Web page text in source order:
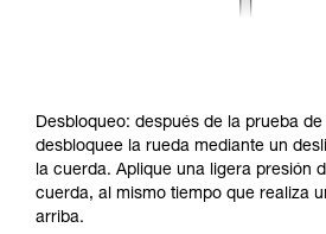
Desbloqueo: después de la prueba
desbloquee la rueda mediante un
la cuerda. Aplique una ligera presión
cuerda, al mismo tiempo que realiza
arriba.